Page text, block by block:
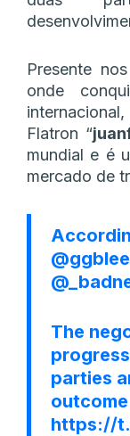
Presente
onde
Flatron “⁠
mundial e é
mercado de
The
parties
https://